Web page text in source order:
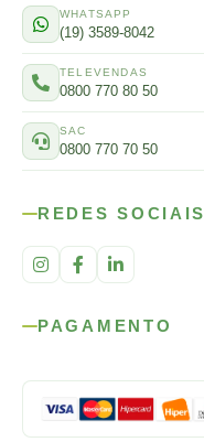
WHATSAPP
(19) 3589-8042
TELEVENDAS
0800 770 80 50
SAC
0800 770 70 50
REDES SOCIAIS
PAGAMENTO